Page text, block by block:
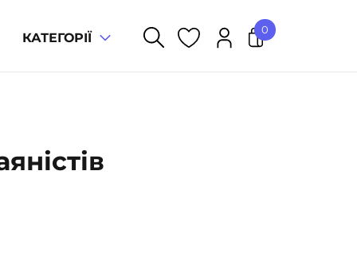
КАТЕГОРІЇ
0
У кошику немає товарів.